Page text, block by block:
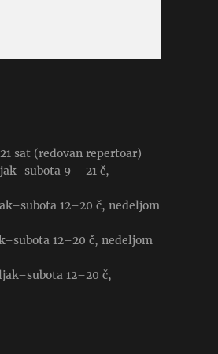
sat (redovan repertoar)
9 – 21 č,
12–20 č, nedeljom
12–20 č, nedeljom
12–20 č,